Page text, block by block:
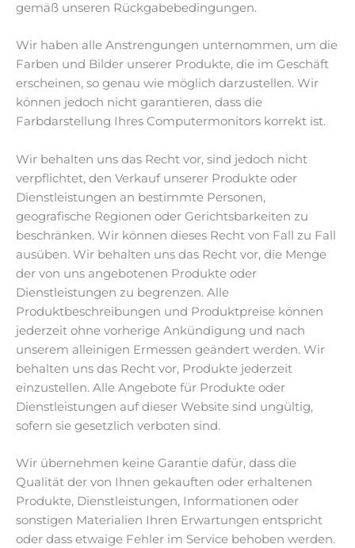
gemäß unseren Rückgabebedingungen.
Wir haben alle Anstrengungen unternommen, um die
Farben und Bilder unserer Produkte, die im Geschäft
erscheinen, so genau wie möglich darzustellen. Wir
können jedoch nicht garantieren, dass die
Farbdarstellung Ihres Computermonitors korrekt ist.
Wir behalten uns das Recht vor, sind jedoch nicht
verpflichtet, den Verkauf unserer Produkte oder
Dienstleistungen an bestimmte Personen,
geografische Regionen oder Gerichtsbarkeiten zu
beschränken. Wir können dieses Recht von Fall zu Fall
ausüben. Wir behalten uns das Recht vor, die Menge
der von uns angebotenen Produkte oder
Dienstleistungen zu begrenzen. Alle
Produktbeschreibungen und Produktpreise können
jederzeit ohne vorherige Ankündigung und nach
unserem alleinigen Ermessen geändert werden. Wir
behalten uns das Recht vor, Produkte jederzeit
einzustellen. Alle Angebote für Produkte oder
Dienstleistungen auf dieser Website sind ungültig,
sofern sie gesetzlich verboten sind.
Wir übernehmen keine Garantie dafür, dass die
Qualität der von Ihnen gekauften oder erhaltenen
Produkte, Dienstleistungen, Informationen oder
sonstigen Materialien Ihren Erwartungen entspricht
oder dass etwaige Fehler im Service behoben werden.